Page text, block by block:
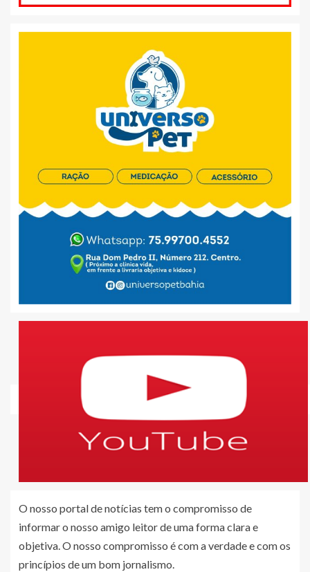
O nosso portal de notícias tem o compromisso de
informar o nosso amigo leitor de uma forma clara e
objetiva. O nosso compromisso é com a verdade e com os
princípios de um bom jornalismo.